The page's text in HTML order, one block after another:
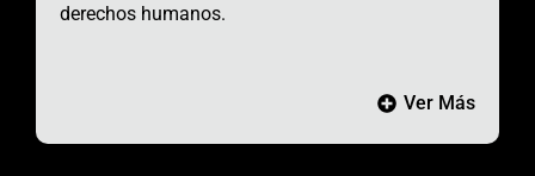
derechos humanos.
Ver Más